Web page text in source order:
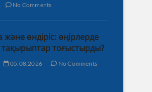
No Comments
өндіріс: өңірлерде
тоғыстырды?
05.08.2026 No Comments